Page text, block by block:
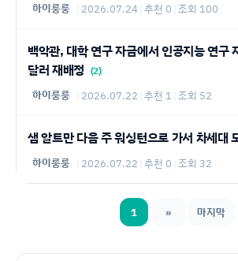
하이룽룽 2026.07.24 추천 0 조회 100
백악관, 대학 연구 자금에서 인공지능 연구
달러 재배정 (2)
하이룽룽 2026.07.22 추천 1 조회 52
샘 알트만 다음 주 워싱턴으로 가서 차세대
하이룽룽 2026.07.22 추천 0 조회 32
1 » 마지막